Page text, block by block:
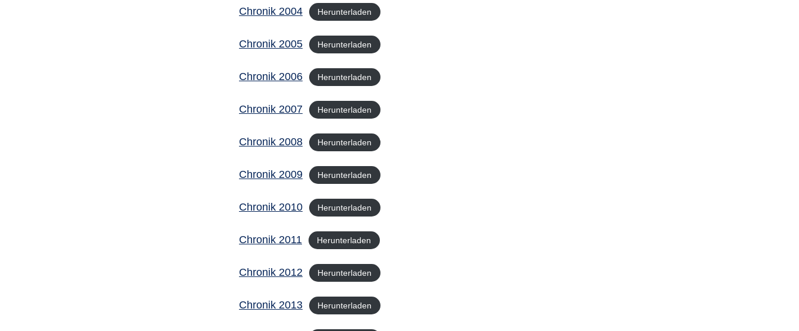
Chronik 2004 Herunterladen
Chronik 2005 Herunterladen
Chronik 2006 Herunterladen
Chronik 2007 Herunterladen
Chronik 2008 Herunterladen
Chronik 2009 Herunterladen
Chronik 2010 Herunterladen
Chronik 2011 Herunterladen
Chronik 2012 Herunterladen
Chronik 2013 Herunterladen